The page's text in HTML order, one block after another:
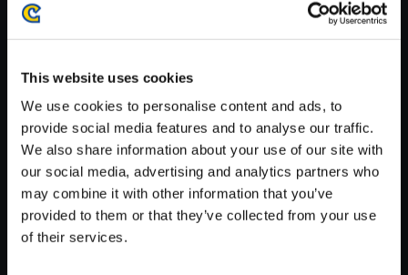
This website uses cookies
We use cookies to personalise content and ads, to
provide social media features and to analyse our traffic.
We also share information about your use of our site with
our social media, advertising and analytics partners who
may combine it with other information that you’ve
provided to them or that they’ve collected from your use
of their services.
※ご購入いただいたファイルのダウンロードの際には、通信環境
【単曲】ロックマン ゼロ＆ゼク
ス サウンドBOX Industrialism
150円